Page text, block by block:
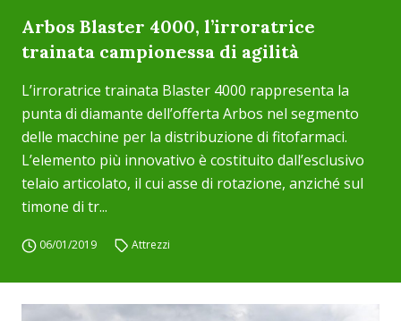
Arbos Blaster 4000, l’irroratrice
trainata campionessa di agilità
L’irroratrice trainata Blaster 4000 rappresenta la
punta di diamante dell’offerta Arbos nel segmento
delle macchine per la distribuzione di fitofarmaci.
L’elemento più innovativo è costituito dall’esclusivo
telaio articolato, il cui asse di rotazione, anziché sul
timone di tr...
06/01/2019 Attrezzi